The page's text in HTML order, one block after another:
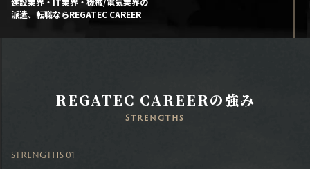
派遣、転職ならREGATEC CAREER
REGATEC CAREERの強み
Strengths
STRENGTHS 01